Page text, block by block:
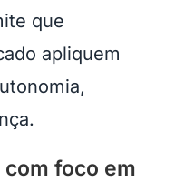
que
apliquem
foco em